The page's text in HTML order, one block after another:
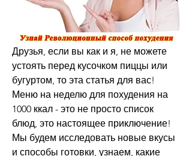
Друзья, если вы как и я, не можете
устоять перед кусочком пиццы или
бугуртом, то эта статья для вас!
Меню на неделю для похудения на
1000 ккал - это не просто список
блюд, это настоящее приключение!
Мы будем исследовать новые вкусы
и способы готовки, узнаем, какие